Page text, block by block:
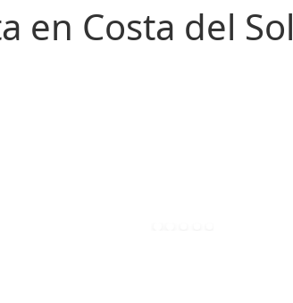
en Costa del Sol